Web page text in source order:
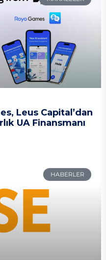
Leus Capital’dan
UA Finansmanı
HABERLER